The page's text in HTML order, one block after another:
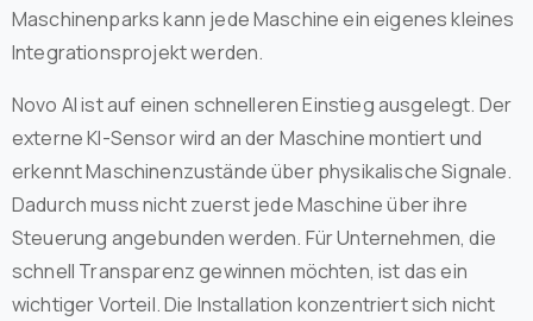
Maschinenparks kann jede Maschine ein eigenes kleines
Integrationsprojekt werden.
Novo AI ist auf einen schnelleren Einstieg ausgelegt. Der
externe KI-Sensor wird an der Maschine montiert und
erkennt Maschinenzustände über physikalische Signale.
Dadurch muss nicht zuerst jede Maschine über ihre
Steuerung angebunden werden. Für Unternehmen, die
schnell Transparenz gewinnen möchten, ist das ein
wichtiger Vorteil. Die Installation konzentriert sich nicht